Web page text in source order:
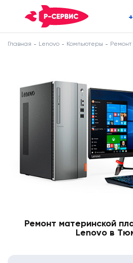
Главная Lenovo Компьютеры Ремонт
Ремонт материнской
Lenovo в